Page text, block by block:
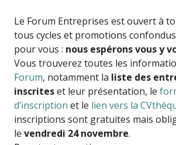
Le Forum Entreprises est ouvert à
tous cycles et promotions
pour vous : nous espérons vous y
Vous trouverez toutes les
Forum, notamment la liste des
inscriteset leur présentation, le
d’inscription et le lien vers la
inscriptions sont gratuites mais
le vendredi 24 novembre.